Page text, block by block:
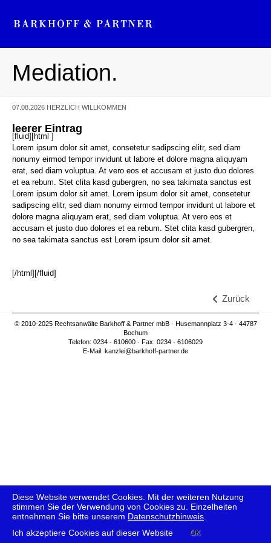
Mediation.
Rechtsberatung.
07.08.2026 HERZLICH WILLKOMMEN
leerer Eintrag
[fluid][html ]
Lorem ipsum dolor sit amet, consetetur sadipscing elitr, sed diam
nonumy eirmod tempor invidunt ut labore et dolore magna aliquyam
erat, sed diam voluptua. At vero eos et accusam et justo duo dolores
et ea rebum. Stet clita kasd gubergren, no sea takimata sanctus est
Lorem ipsum dolor sit amet. Lorem ipsum dolor sit amet, consetetur
sadipscing elitr, sed diam nonumy eirmod tempor invidunt ut labore et
dolore magna aliquyam erat, sed diam voluptua. At vero eos et
accusam et justo duo dolores et ea rebum. Stet clita kasd gubergren,
no sea takimata sanctus est Lorem ipsum dolor sit amet.
[/html][/fluid]
Zurück
© 2010-2025 Rechtsanwälte Barkhoff & Partner mbB · Husemannplatz 3-4 · 44787
Bochum
Telefon: 0234 - 610600 · Fax: 0234 - 6106029
E-Mail: kanzlei@barkhoff-partner.de
IMPRESSUM|DATENSCHUTZERKLÄRUNG
Diese Website verwendet Cookies. Mit der weiteren Nutzung
stimmen Sie der Verwendung von Cookies zu. Einzelheiten
entnehmen Sie bitte unserem Datenschutzhinweis
Ich akzeptiere Cookies auf dieser Website
OK